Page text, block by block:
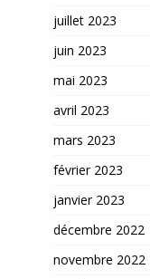
juillet 2023
juin 2023
mai 2023
avril 2023
mars 2023
février 2023
janvier 2023
décembre 2022
novembre 2022